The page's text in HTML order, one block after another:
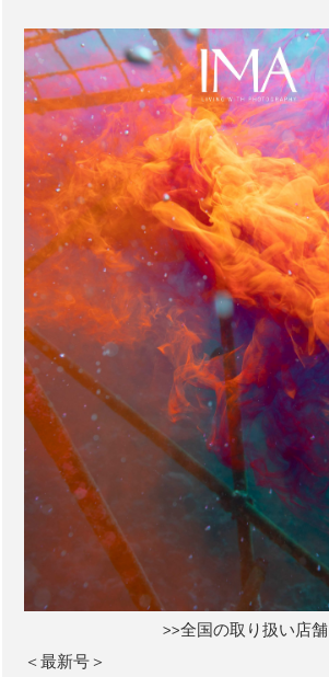
>>全国の取り扱い店舗
＜最新号＞